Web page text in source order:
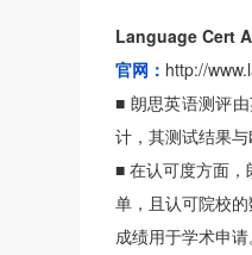
Language Cert
官网： http://
■ 朗思英语测评
计，其测试结果
■ 在认可度方面
单，且认可院校
成绩用于学术申